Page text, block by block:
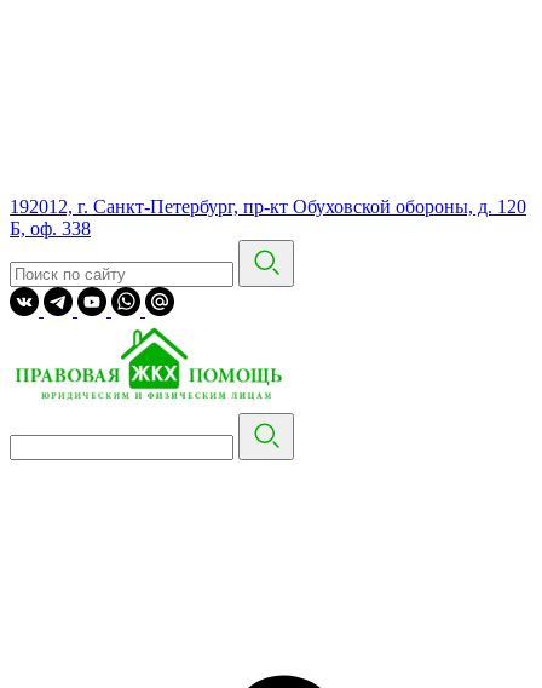
192012, г. Санкт-Петербург, пр-кт Обуховской обороны, д. 120
Б, оф. 338